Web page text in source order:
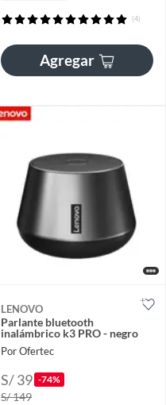
(4)
Agregar
LENOVO
Parlante bluetooth
inalámbrico k3 PRO - negro
Por Ofertec
S/ 39 -74%
S/ 149